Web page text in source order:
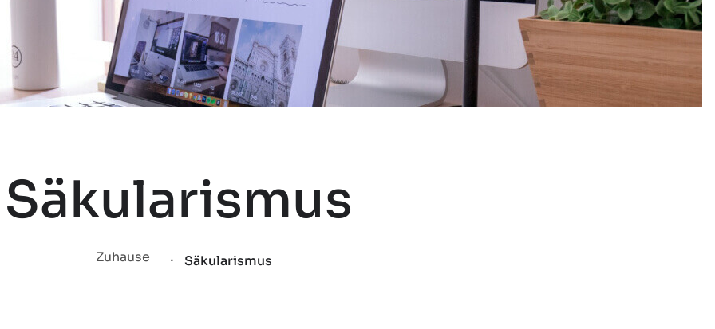
Säkularismus
Zuhause . Säkularismus